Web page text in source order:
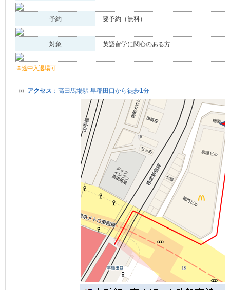
予約 要予約（無料）
対象 英語留学に関心のある方
※途中入退場可
アクセス ：高田馬場駅 早稲田口から徒歩1分